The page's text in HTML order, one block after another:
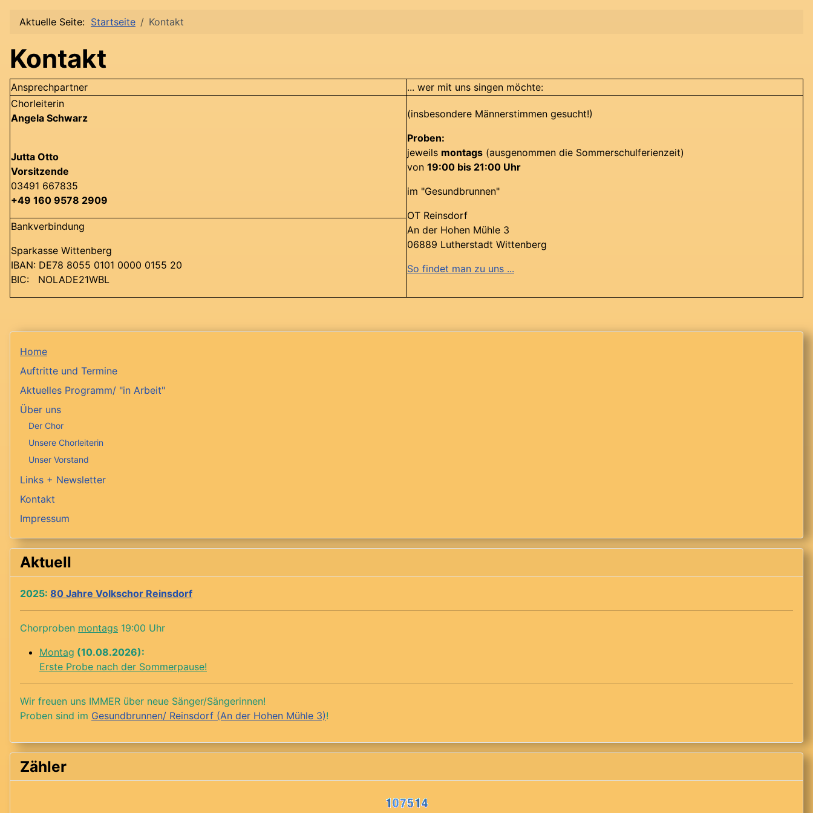
Aktuelle Seite: Startseite Kontakt
Kontakt
Ansprechpartner
... wer mit uns singen möchte:
Chorleiterin
Angela Schwarz
Jutta Otto
Vorsitzende
03491 667835
+49 160 9578 2909
(insbesondere Männerstimmen gesucht!)
Proben:
jeweils montags (ausgenommen die Sommerschulferienzeit)
von 19:00 bis 21:00 Uhr
im "Gesundbrunnen"
OT Reinsdorf
An der Hohen Mühle 3
06889 Lutherstadt Wittenberg
So findet man zu uns ...
Bankverbindung
Sparkasse Wittenberg
IBAN: DE78 8055 0101 0000 0155 20
BIC: NOLADE21WBL
Home
Auftritte und Termine
Aktuelles Programm/ "in Arbeit"
Über uns
Der Chor
Unsere Chorleiterin
Unser Vorstand
Links + Newsletter
Kontakt
Impressum
Aktuell
2025: 80 Jahre Volkschor Reinsdorf
Chorproben montags 19:00 Uhr
Montag (10.08.2026):
Erste Probe nach der Sommerpause!
Wir freuen uns IMMER über neue Sänger/Sängerinnen!
Proben sind im Gesundbrunnen/ Reinsdorf (An der Hohen Mühle 3)!
Zähler